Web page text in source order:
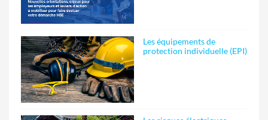
Les équipements de
protection individuelle (EPI)